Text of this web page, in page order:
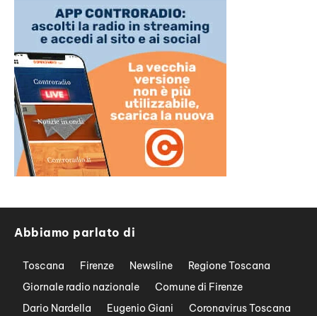
Abbiamo parlato di
Toscana Firenze Newsline
Regione Toscana
Giornale radio nazionale
Comune di Firenze
Dario Nardella
Eugenio Giani
Coronavirus Toscana